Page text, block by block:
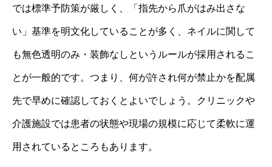
では標準予防策が厳しく、「指先から爪がはみ出さな
い」基準を明文化していることが多く、ネイルに関して
も無色透明のみ・装飾なしというルールが採用されるこ
とが一般的です。つまり、何が許され何が禁止かを配属
先で早めに確認しておくとよいでしょう。クリニックや
介護施設では患者の状態や現場の規模に応じて柔軟に運
用されているところもあります。